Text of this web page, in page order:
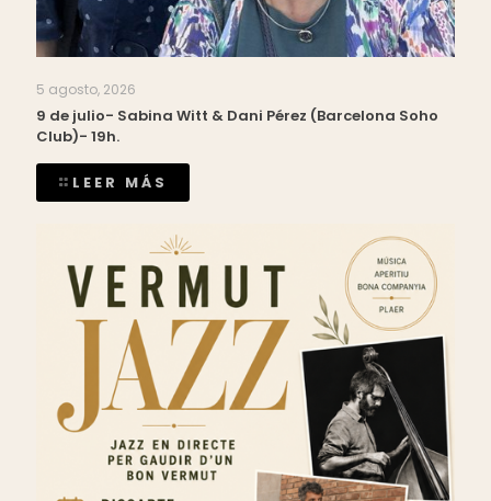
5 agosto, 2026
9 de julio- Sabina Witt & Dani Pérez (Barcelona Soho
Club)- 19h.
LEER MÁS